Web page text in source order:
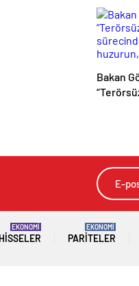
Bakan
Türkiye
HISSELER
EKONOMİ
PARITELER
EKONOMİ